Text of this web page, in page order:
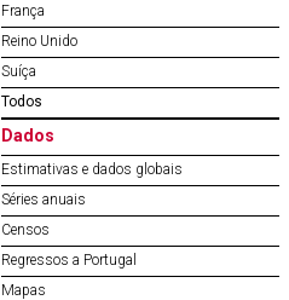
França
Reino Unido
Suíça
Todos
Dados
Estimativas e dados globais
Séries anuais
Censos
Regressos a Portugal
Mapas